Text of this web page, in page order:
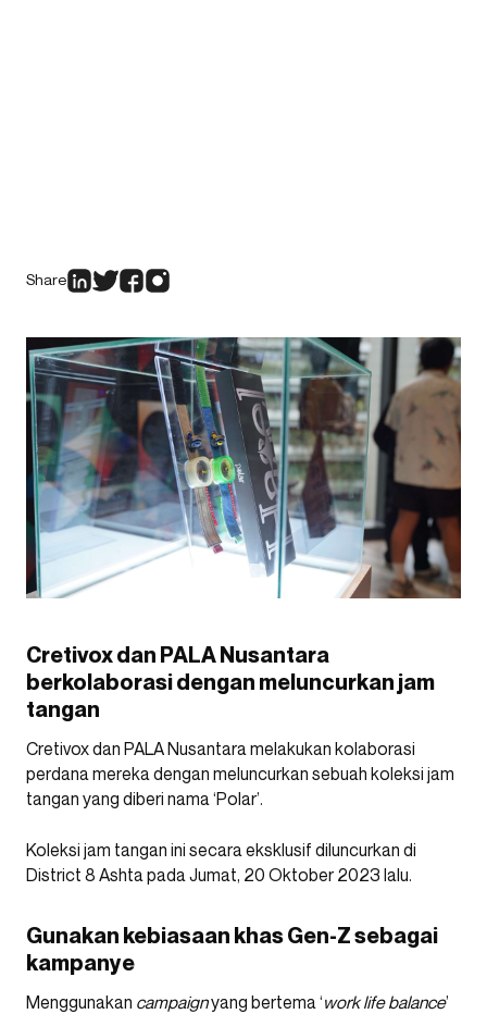
Share
Cretivox dan PALA Nusantara
berkolaborasi dengan meluncurkan jam
tangan
Cretivox dan PALA Nusantara melakukan kolaborasi
perdana mereka dengan meluncurkan sebuah koleksi jam
tangan yang diberi nama ‘Polar’.
Koleksi jam tangan ini secara eksklusif diluncurkan di
District 8 Ashta pada Jumat, 20 Oktober 2023 lalu.
Gunakan kebiasaan khas Gen-Z sebagai
kampanye
Menggunakan campaignyang bertema ‘work life balance’